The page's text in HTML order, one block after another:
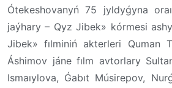
Ótekeshovanyń 75 jyldyǵyna
jaýhary – Qyz Jibek» kórmesi
Jibek» fılminiń akterleri Quman
Áshimov jáne fılm avtorlary
Ismaıylova, Ǵabıt Músirepov,